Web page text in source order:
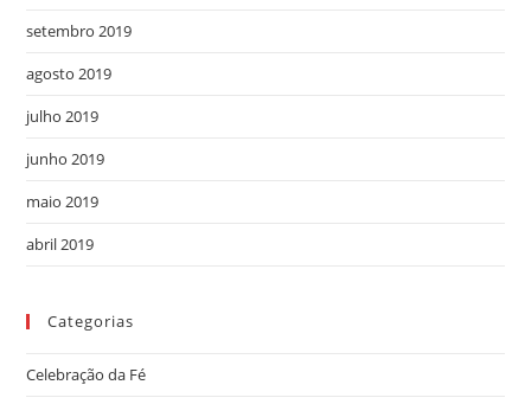
setembro 2019
agosto 2019
julho 2019
junho 2019
maio 2019
abril 2019
Categorias
Celebração da Fé